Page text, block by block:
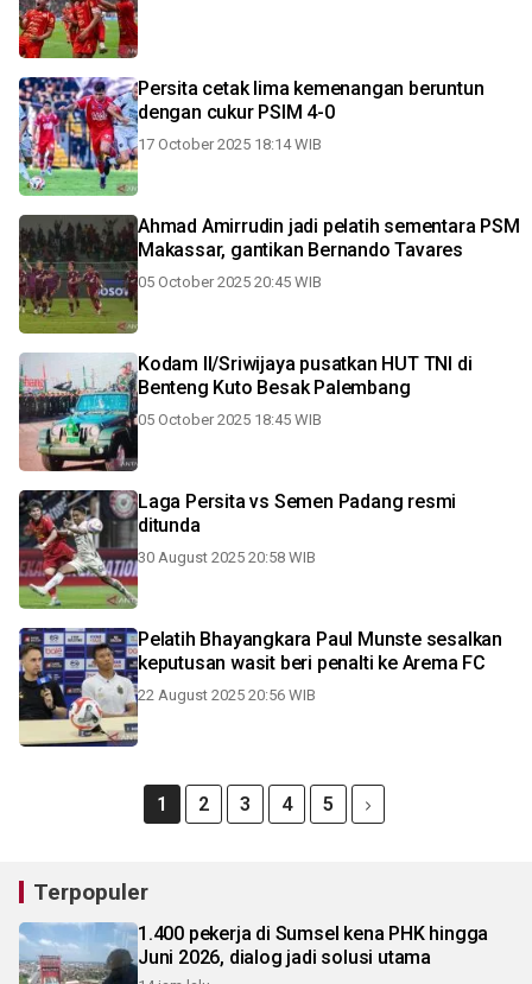
Persita cetak lima kemenangan beruntun
dengan cukur PSIM 4-0
17 October 2025 18:14 WIB
Ahmad Amirrudin jadi pelatih sementara PSM
Makassar, gantikan Bernando Tavares
05 October 2025 20:45 WIB
Kodam II/Sriwijaya pusatkan HUT TNI di
Benteng Kuto Besak Palembang
05 October 2025 18:45 WIB
Laga Persita vs Semen Padang resmi
ditunda
30 August 2025 20:58 WIB
Pelatih Bhayangkara Paul Munste sesalkan
keputusan wasit beri penalti ke Arema FC
22 August 2025 20:56 WIB
1 2 3 4 5
Terpopuler
1.400 pekerja di Sumsel kena PHK hingga
Juni 2026, dialog jadi solusi utama